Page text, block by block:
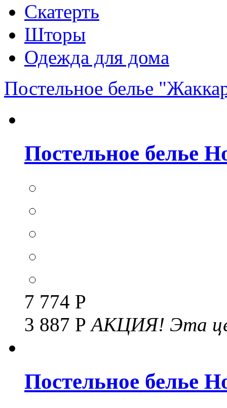
Скатерть
Шторы
Одежда для дома
Постельное белье
Постельное белье
7 774 Р
3 887 РАКЦИЯ! Эта
Постельное белье